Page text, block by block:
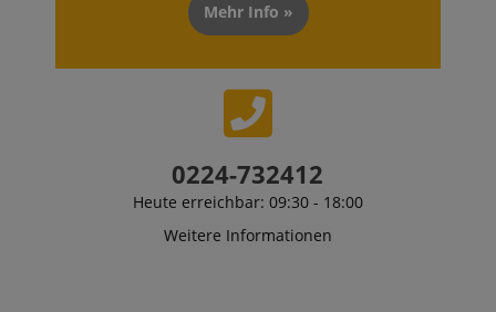
Mehr Info »
0224-732412
Heute erreichbar: 09:30 - 18:00
Weitere Informationen